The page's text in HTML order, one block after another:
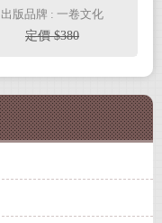
出版品牌 : 一卷文化
定價 $380